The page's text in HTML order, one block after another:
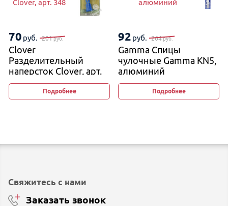
Clover, арт. 348
70 руб. 201руб.
Clover
Разделительный
наперсток Clover, арт.
348
Подробнее
алюминий
92 руб. 264руб.
Gamma Спицы
чулочные Gamma KN5,
алюминий
Подробнее
Свяжитесь с нами
Заказать звонок